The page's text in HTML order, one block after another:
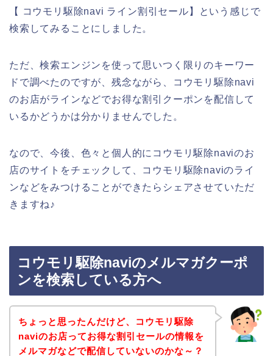
【 コウモリ駆除navi ライン割引セール】という感じで
検索してみることにしました。
ただ、検索エンジンを使って思いつく限りのキーワー
ドで調べたのですが、残念ながら、コウモリ駆除navi
のお店がラインなどでお得な割引クーポンを配信して
いるかどうかは分かりませんでした。
なので、今後、色々と個人的にコウモリ駆除naviのお
店のサイトをチェックして、コウモリ駆除naviのライ
ンなどをみつけることができたらシェアさせていただ
きますね♪
コウモリ駆除naviのメルマガクーポ
ンを検索している方へ
ちょっと思ったんだけど、コウモリ駆除
naviのお店ってお得な割引セールの情報を
メルマガなどで配信していないのかな～？